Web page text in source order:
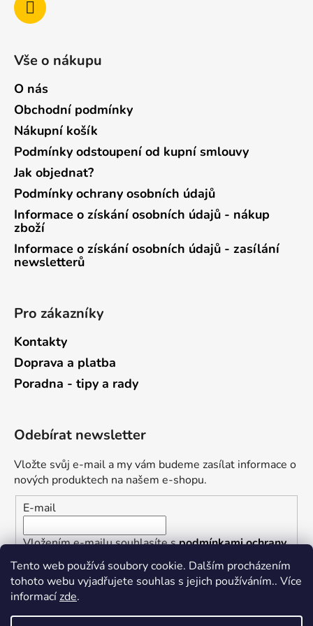
Tento web používá soubory cookie. Dalším procházením
tohoto webu vyjadřujete souhlas s jejich používáním.. Více
informacízde.
Vše o nákupu
O nás
Obchodní podmínky
Nákupní košík
Podmínky odstoupení od kupní smlouvy
Jak objednat?
Podmínky ochrany osobních údajů
Informace o získání osobních údajů - nákup
zboží
Informace o získání osobních údajů - zasílání
newsletterů
Pro zákazníky
Kontakty
Doprava a platba
Poradna - tipy a rady
Odebírat newsletter
Vložte svůj e-mail a my vám budeme zasílat informace o
nových produktech na našem e-shopu.
E-mail
Vložením e-mailu souhlasíte spodmínkami ochrany
osobních údajů
PŘIHLÁSIT SE